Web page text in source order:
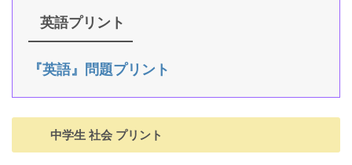
英語プリント
『英語』問題プリント
中学生 社会 プリント